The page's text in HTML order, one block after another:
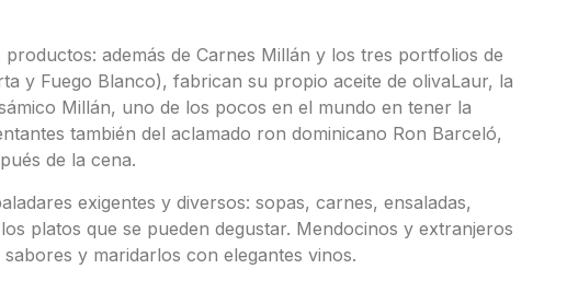
además de Carnes Millán y los tres portfolios de
y Fuego Blanco), fabrican su propio aceite de olivaLaur, la
Millán, uno de los pocos en el mundo en tener la
también del aclamado ron dominicano Ron Barceló,
de la cena.
exigentes y diversos: sopas, carnes, ensaladas,
platos que se pueden degustar. Mendocinos y extranjeros
y maridarlos con elegantes vinos.